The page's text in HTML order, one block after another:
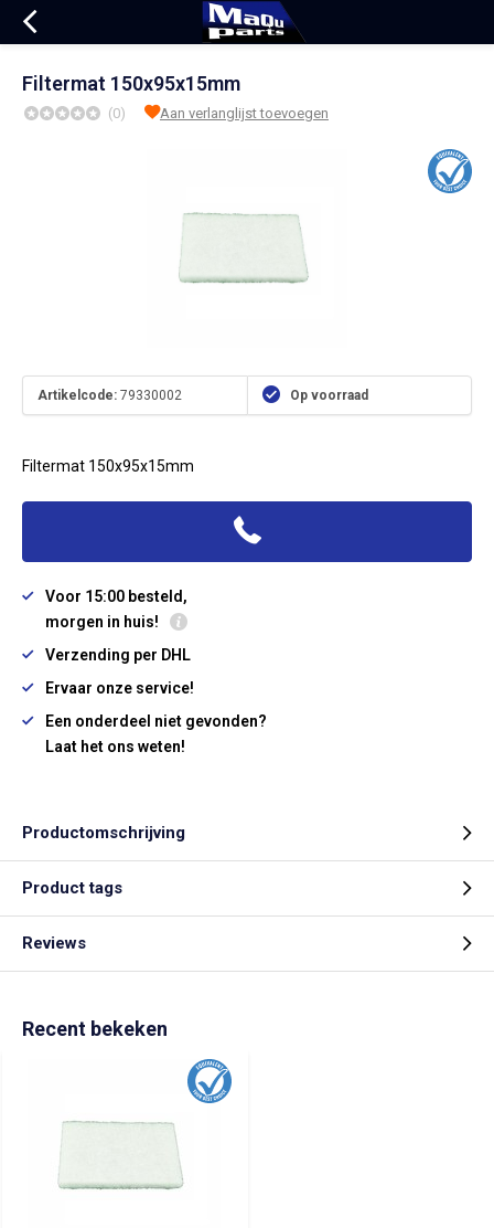
Filtermat 150x95x15mm
(0) Aan verlanglijst toevoegen
Artikelcode: 79330002 Op voorraad
Filtermat 150x95x15mm
Voor 15:00 besteld,
morgen in huis!
Verzending per DHL
Ervaar onze service!
Een onderdeel niet gevonden?
Laat het ons weten!
Productomschrijving
Product tags
Reviews
Recent bekeken